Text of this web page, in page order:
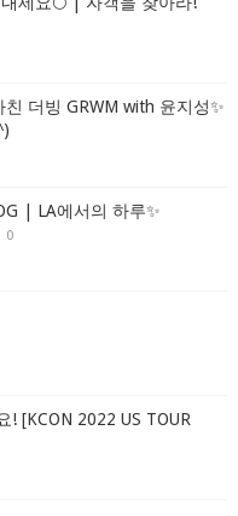
더빙 GRWM with 윤지성✨
| LA에서의 하루✨
0
! [KCON 2022 US TOUR